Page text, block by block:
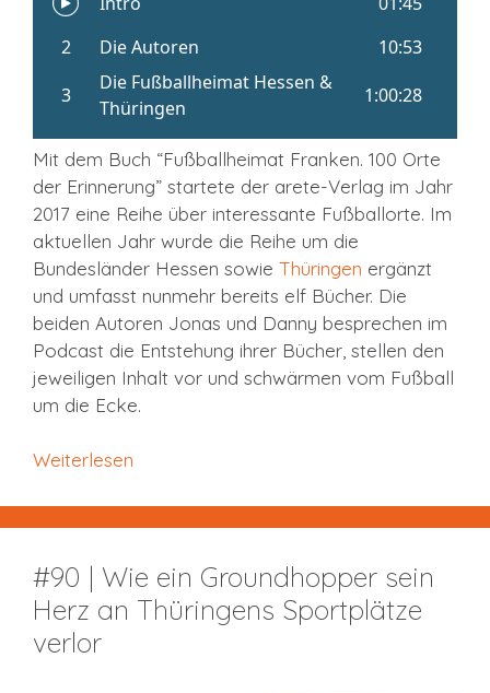
Mit dem Buch “Fußballheimat Franken. 100 Orte
der Erinnerung” startete der arete-Verlag im Jahr
2017 eine Reihe über interessante Fußballorte. Im
aktuellen Jahr wurde die Reihe um die
Bundesländer Hessen sowie Thüringen ergänzt
und umfasst nunmehr bereits elf Bücher. Die
beiden Autoren Jonas und Danny besprechen im
Podcast die Entstehung ihrer Bücher, stellen den
jeweiligen Inhalt vor und schwärmen vom Fußball
um die Ecke.
Weiterlesen
#90 | Wie ein Groundhopper sein
Herz an Thüringens Sportplätze
verlor